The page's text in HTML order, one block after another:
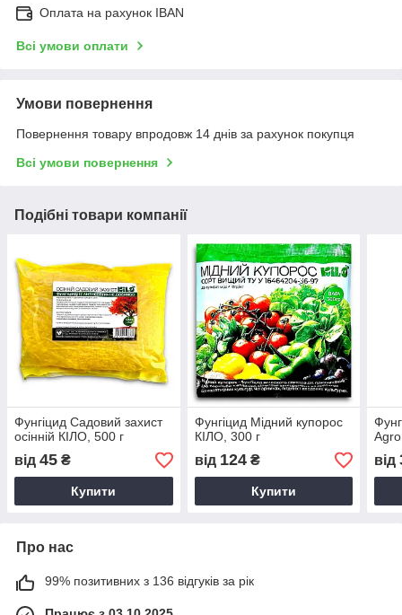
Оплата на рахунок IBAN
Всі умови оплати
Умови повернення
Повернення товару впродовж 14 днів за рахунок покупця
Всі умови повернення
Подібні товари компанії
Фунгіцид Садовий захист
осінній КІЛО, 500 г
від 45 ₴
Купити
Фунгіцид Мідний купорос
КІЛО, 300 г
від 124₴
Купити
від
Про нас
99% позитивних з 136 відгуків за рік